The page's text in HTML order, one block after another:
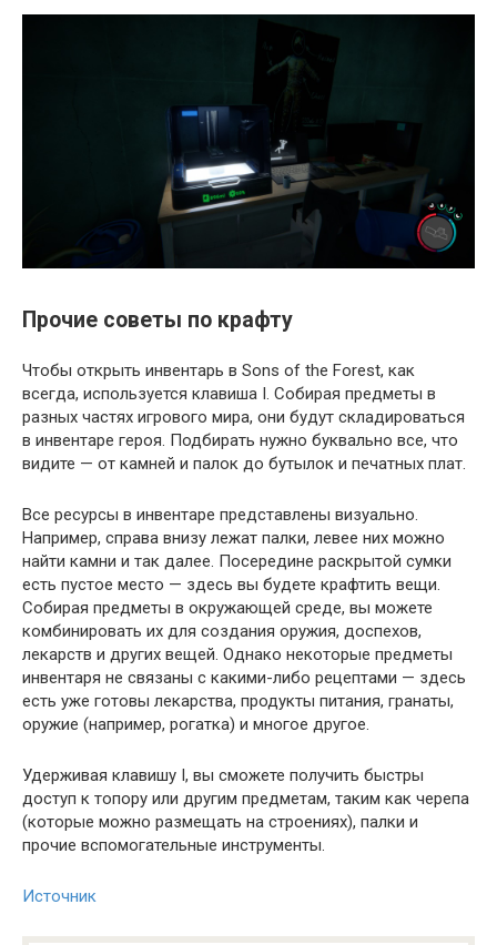
Прочие советы по крафту
Чтобы открыть инвентарь в Sons of the Forest, как
всегда, используется клавиша I. Собирая предметы в
разных частях игрового мира, они будут складироваться
в инвентаре героя. Подбирать нужно буквально все, что
видите — от камней и палок до бутылок и печатных плат.
Все ресурсы в инвентаре представлены визуально.
Например, справа внизу лежат палки, левее них можно
найти камни и так далее. Посередине раскрытой сумки
есть пустое место — здесь вы будете крафтить вещи.
Собирая предметы в окружающей среде, вы можете
комбинировать их для создания оружия, доспехов,
лекарств и других вещей. Однако некоторые предметы
инвентаря не связаны с какими-либо рецептами — здесь
есть уже готовы лекарства, продукты питания, гранаты,
оружие (например, рогатка) и многое другое.
Удерживая клавишу I, вы сможете получить быстры
доступ к топору или другим предметам, таким как черепа
(которые можно размещать на строениях), палки и
прочие вспомогательные инструменты.
Источник